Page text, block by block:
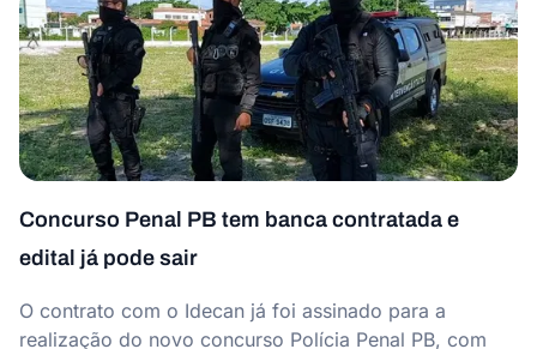
Concurso Penal PB tem banca contratada e
edital já pode sair
O contrato com o Idecan já foi assinado para a
realização do novo concurso Polícia Penal PB, com